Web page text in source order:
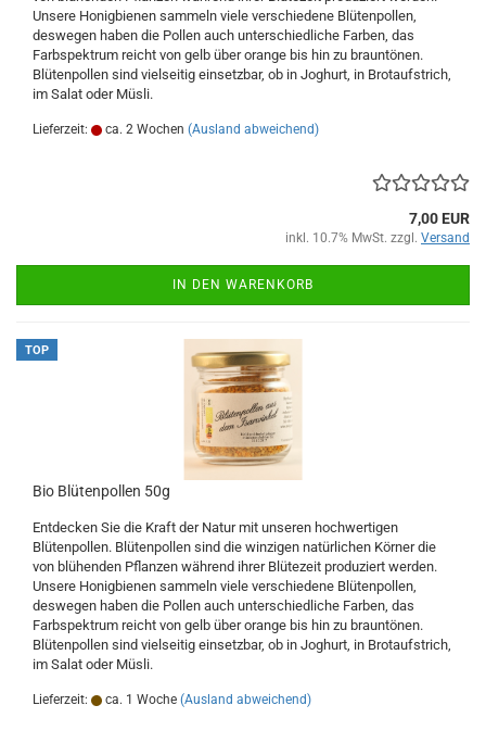
Unsere Honigbienen sammeln viele verschiedene Blütenpollen,
deswegen haben die Pollen auch unterschiedliche Farben, das
Farbspektrum reicht von gelb über orange bis hin zu brauntönen.
Blütenpollen sind vielseitig einsetzbar, ob in Joghurt, in Brotaufstrich,
im Salat oder Müsli.
Lieferzeit: ca. 2 Wochen (Ausland abweichend)
7,00 EUR
inkl. 10.7% MwSt. zzgl. Versand
IN DEN WARENKORB
TOP
Bio Blütenpollen 50g
Entdecken Sie die Kraft der Natur mit unseren hochwertigen
Blütenpollen. Blütenpollen sind die winzigen natürlichen Körner die
von blühenden Pflanzen während ihrer Blütezeit produziert werden.
Unsere Honigbienen sammeln viele verschiedene Blütenpollen,
deswegen haben die Pollen auch unterschiedliche Farben, das
Farbspektrum reicht von gelb über orange bis hin zu brauntönen.
Blütenpollen sind vielseitig einsetzbar, ob in Joghurt, in Brotaufstrich,
im Salat oder Müsli.
Lieferzeit: ca. 1 Woche (Ausland abweichend)